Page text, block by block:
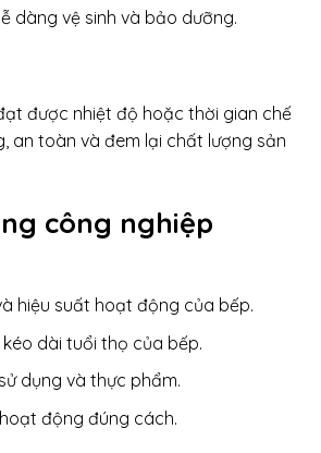
dàng vệ sinh và bảo dưỡng.
được nhiệt độ hoặc thời gian chế
an toàn và đem lại chất lượng sản
công nghiệp
hiệu suất hoạt động của bếp.
dài tuổi thọ của bếp.
dụng và thực phẩm.
động đúng cách.